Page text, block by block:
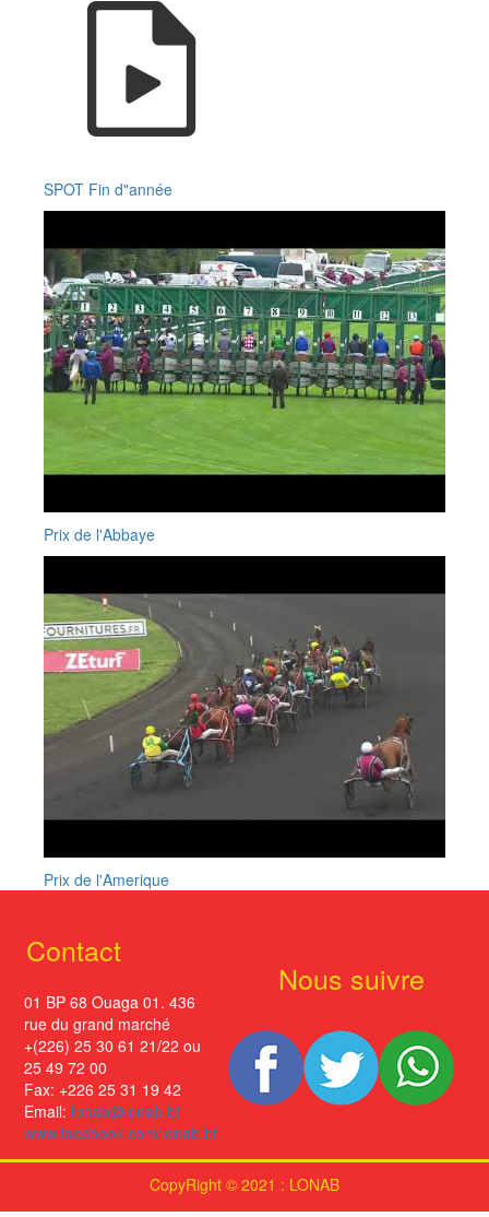
SPOT Fin d"année
Prix de l'Abbaye
Prix de l'Amerique
Contact
01 BP 68 Ouaga 01. 436
rue du grand marché
+(226) 25 30 61 21/22 ou
25 49 72 00
Fax: +226 25 31 19 42
Email: lonab@lonab.bf
www.facebook.com/lonab.bf
Nous suivre
CopyRight © 2021 : LONAB